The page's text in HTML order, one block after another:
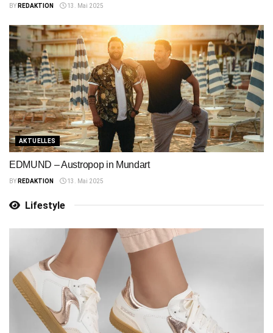
BY REDAKTION 13. Mai 2025
AKTUELLES
EDMUND – Austropop in Mundart
BY REDAKTION 13. Mai 2025
Lifestyle